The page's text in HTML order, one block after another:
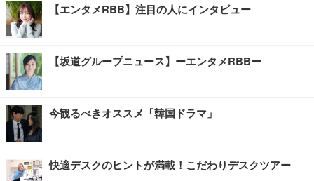
【エンタメRBB】注目の人にインタビュー
【坂道グループニュース】ーエンタメRBBー
今観るべきオススメ「韓国ドラマ」
快適デスクのヒントが満載！こだわりデスクツアー